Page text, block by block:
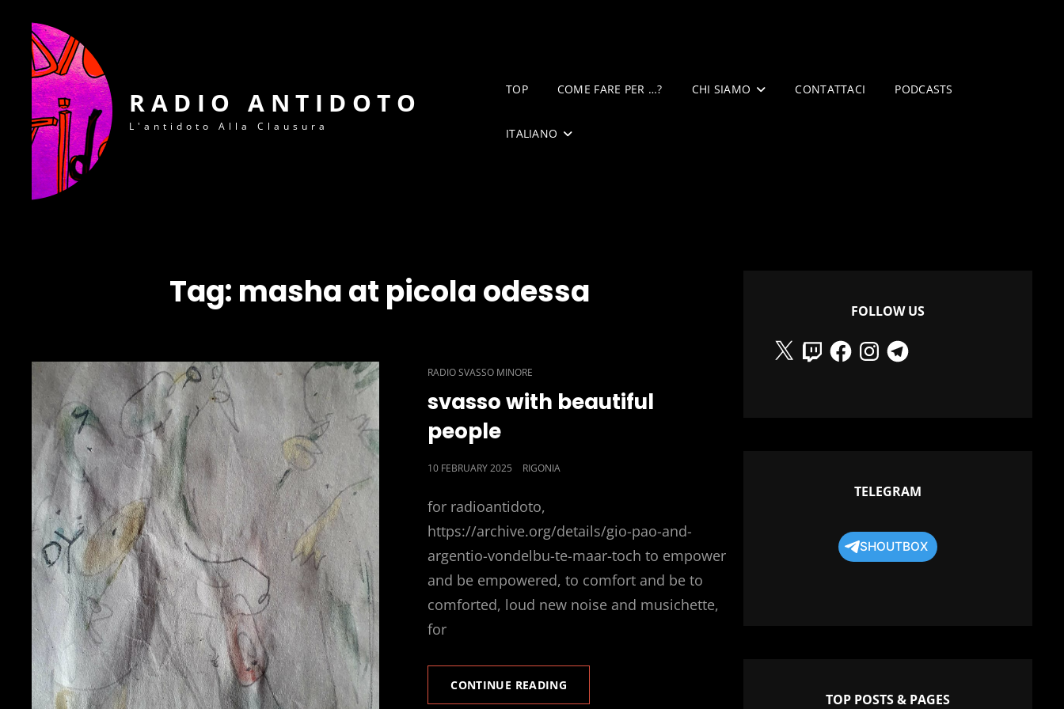
RADIO ANTIDOTO
L'antidoto Alla Clausura
TOP COME FARE PER …? CHI SIAMO CONTATTACI PODCASTS
ITALIANO
Tag: masha at picola odessa
CAT
RADIO SVASSO MINORE
svasso with beautiful
people
POSTED
10 FEBRUARY 2025 RIGONIA
for radioantidoto,
https://archive.org/details/gio-pao-and-
argentio-vondelbu-te-maar-toch to empower
and be empowered, to comfort and be to
comforted, loud new noise and musichette,
for
CONTINUE READING
WITH
FOLLOW US
X
TwitchFacebookInstagramTelegram
TELEGRAM
SHOUTBOX
TOP POSTS & PAGES